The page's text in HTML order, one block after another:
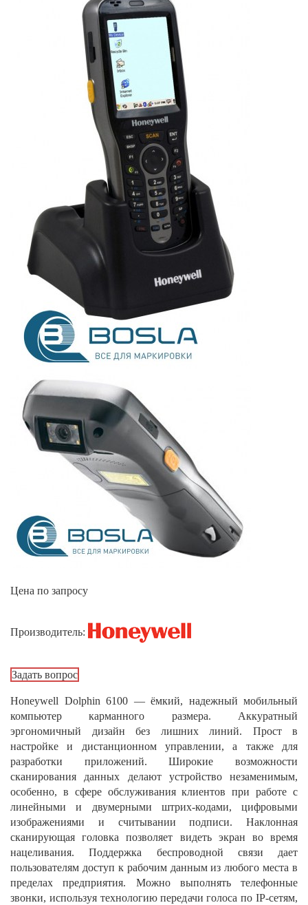
Цена по запросу
Производитель:
Задать вопрос
Honeywell Dolphin 6100 — ёмкий, надежный мобильный
компьютер карманного размера. Аккуратный
эргономичный дизайн без лишних линий. Прост в
настройке и дистанционном управлении, а также для
разработки приложений. Широкие возможности
сканирования данных делают устройство незаменимым,
особенно, в сфере обслуживания клиентов при работе с
линейными и двумерными штрих-кодами, цифровыми
изображениями и считывании подписи. Наклонная
сканирующая головка позволяет видеть экран во время
нацеливания. Поддержка беспроводной связи дает
пользователям доступ к рабочим данным из любого места в
пределах предприятия. Можно выполнять телефонные
звонки, используя технологию передачи голоса по IP-сетям,